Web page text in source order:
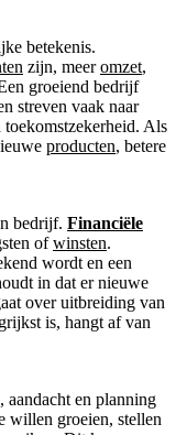
betekenis.
zijn, meeromzet,
groeiend bedrijf
streven vaak naar
Als
producten, betere
bedrijf. Financiële
ofwinsten.
wordt en een
in dat er nieuwe
over uitbreiding van
is, hangt af van
en planning
willen groeien, stellen